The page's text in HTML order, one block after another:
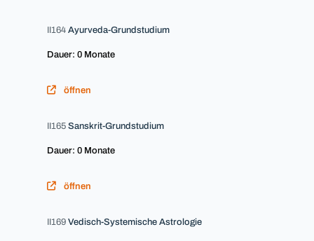
II164 Ayurveda-Grundstudium
Dauer: 0 Monate
öffnen
II165 Sanskrit-Grundstudium
Dauer: 0 Monate
öffnen
II169 Vedisch-Systemische Astrologie